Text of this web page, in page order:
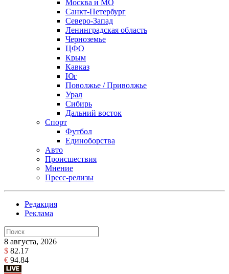
Москва и МО
Санкт-Петербург
Северо-Запад
Ленинградская область
Черноземье
ЦФО
Крым
Кавказ
Юг
Поволжье / Приволжье
Урал
Сибирь
Дальний восток
Спорт
Футбол
Единоборства
Авто
Происшествия
Мнение
Пресс-релизы
Редакция
Реклама
8 августа, 2026
$ 82.17
€ 94.84